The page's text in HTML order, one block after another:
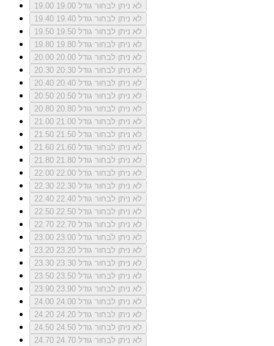
19.00
לא ניתן לבחור גודל 19.00
19.40
לא ניתן לבחור גודל 19.40
19.50
לא ניתן לבחור גודל 19.50
19.80
לא ניתן לבחור גודל 19.80
20.00
לא ניתן לבחור גודל 20.00
20.30
לא ניתן לבחור גודל 20.30
20.40
לא ניתן לבחור גודל 20.40
20.50
לא ניתן לבחור גודל 20.50
20.80
לא ניתן לבחור גודל 20.80
21.00
לא ניתן לבחור גודל 21.00
21.50
לא ניתן לבחור גודל 21.50
21.60
לא ניתן לבחור גודל 21.60
21.80
לא ניתן לבחור גודל 21.80
22.00
לא ניתן לבחור גודל 22.00
22.30
לא ניתן לבחור גודל 22.30
22.40
לא ניתן לבחור גודל 22.40
22.50
לא ניתן לבחור גודל 22.50
22.70
לא ניתן לבחור גודל 22.70
23.00
לא ניתן לבחור גודל 23.00
23.20
לא ניתן לבחור גודל 23.20
23.30
לא ניתן לבחור גודל 23.30
23.50
לא ניתן לבחור גודל 23.50
23.90
לא ניתן לבחור גודל 23.90
24.00
לא ניתן לבחור גודל 24.00
24.20
לא ניתן לבחור גודל 24.20
24.50
לא ניתן לבחור גודל 24.50
24.70
לא ניתן לבחור גודל 24.70